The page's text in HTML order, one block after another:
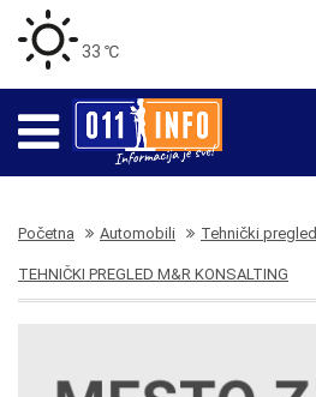
33 ℃
Početna Automobili Tehnički pregled
TEHNIČKI PREGLED M&R KONSALTING